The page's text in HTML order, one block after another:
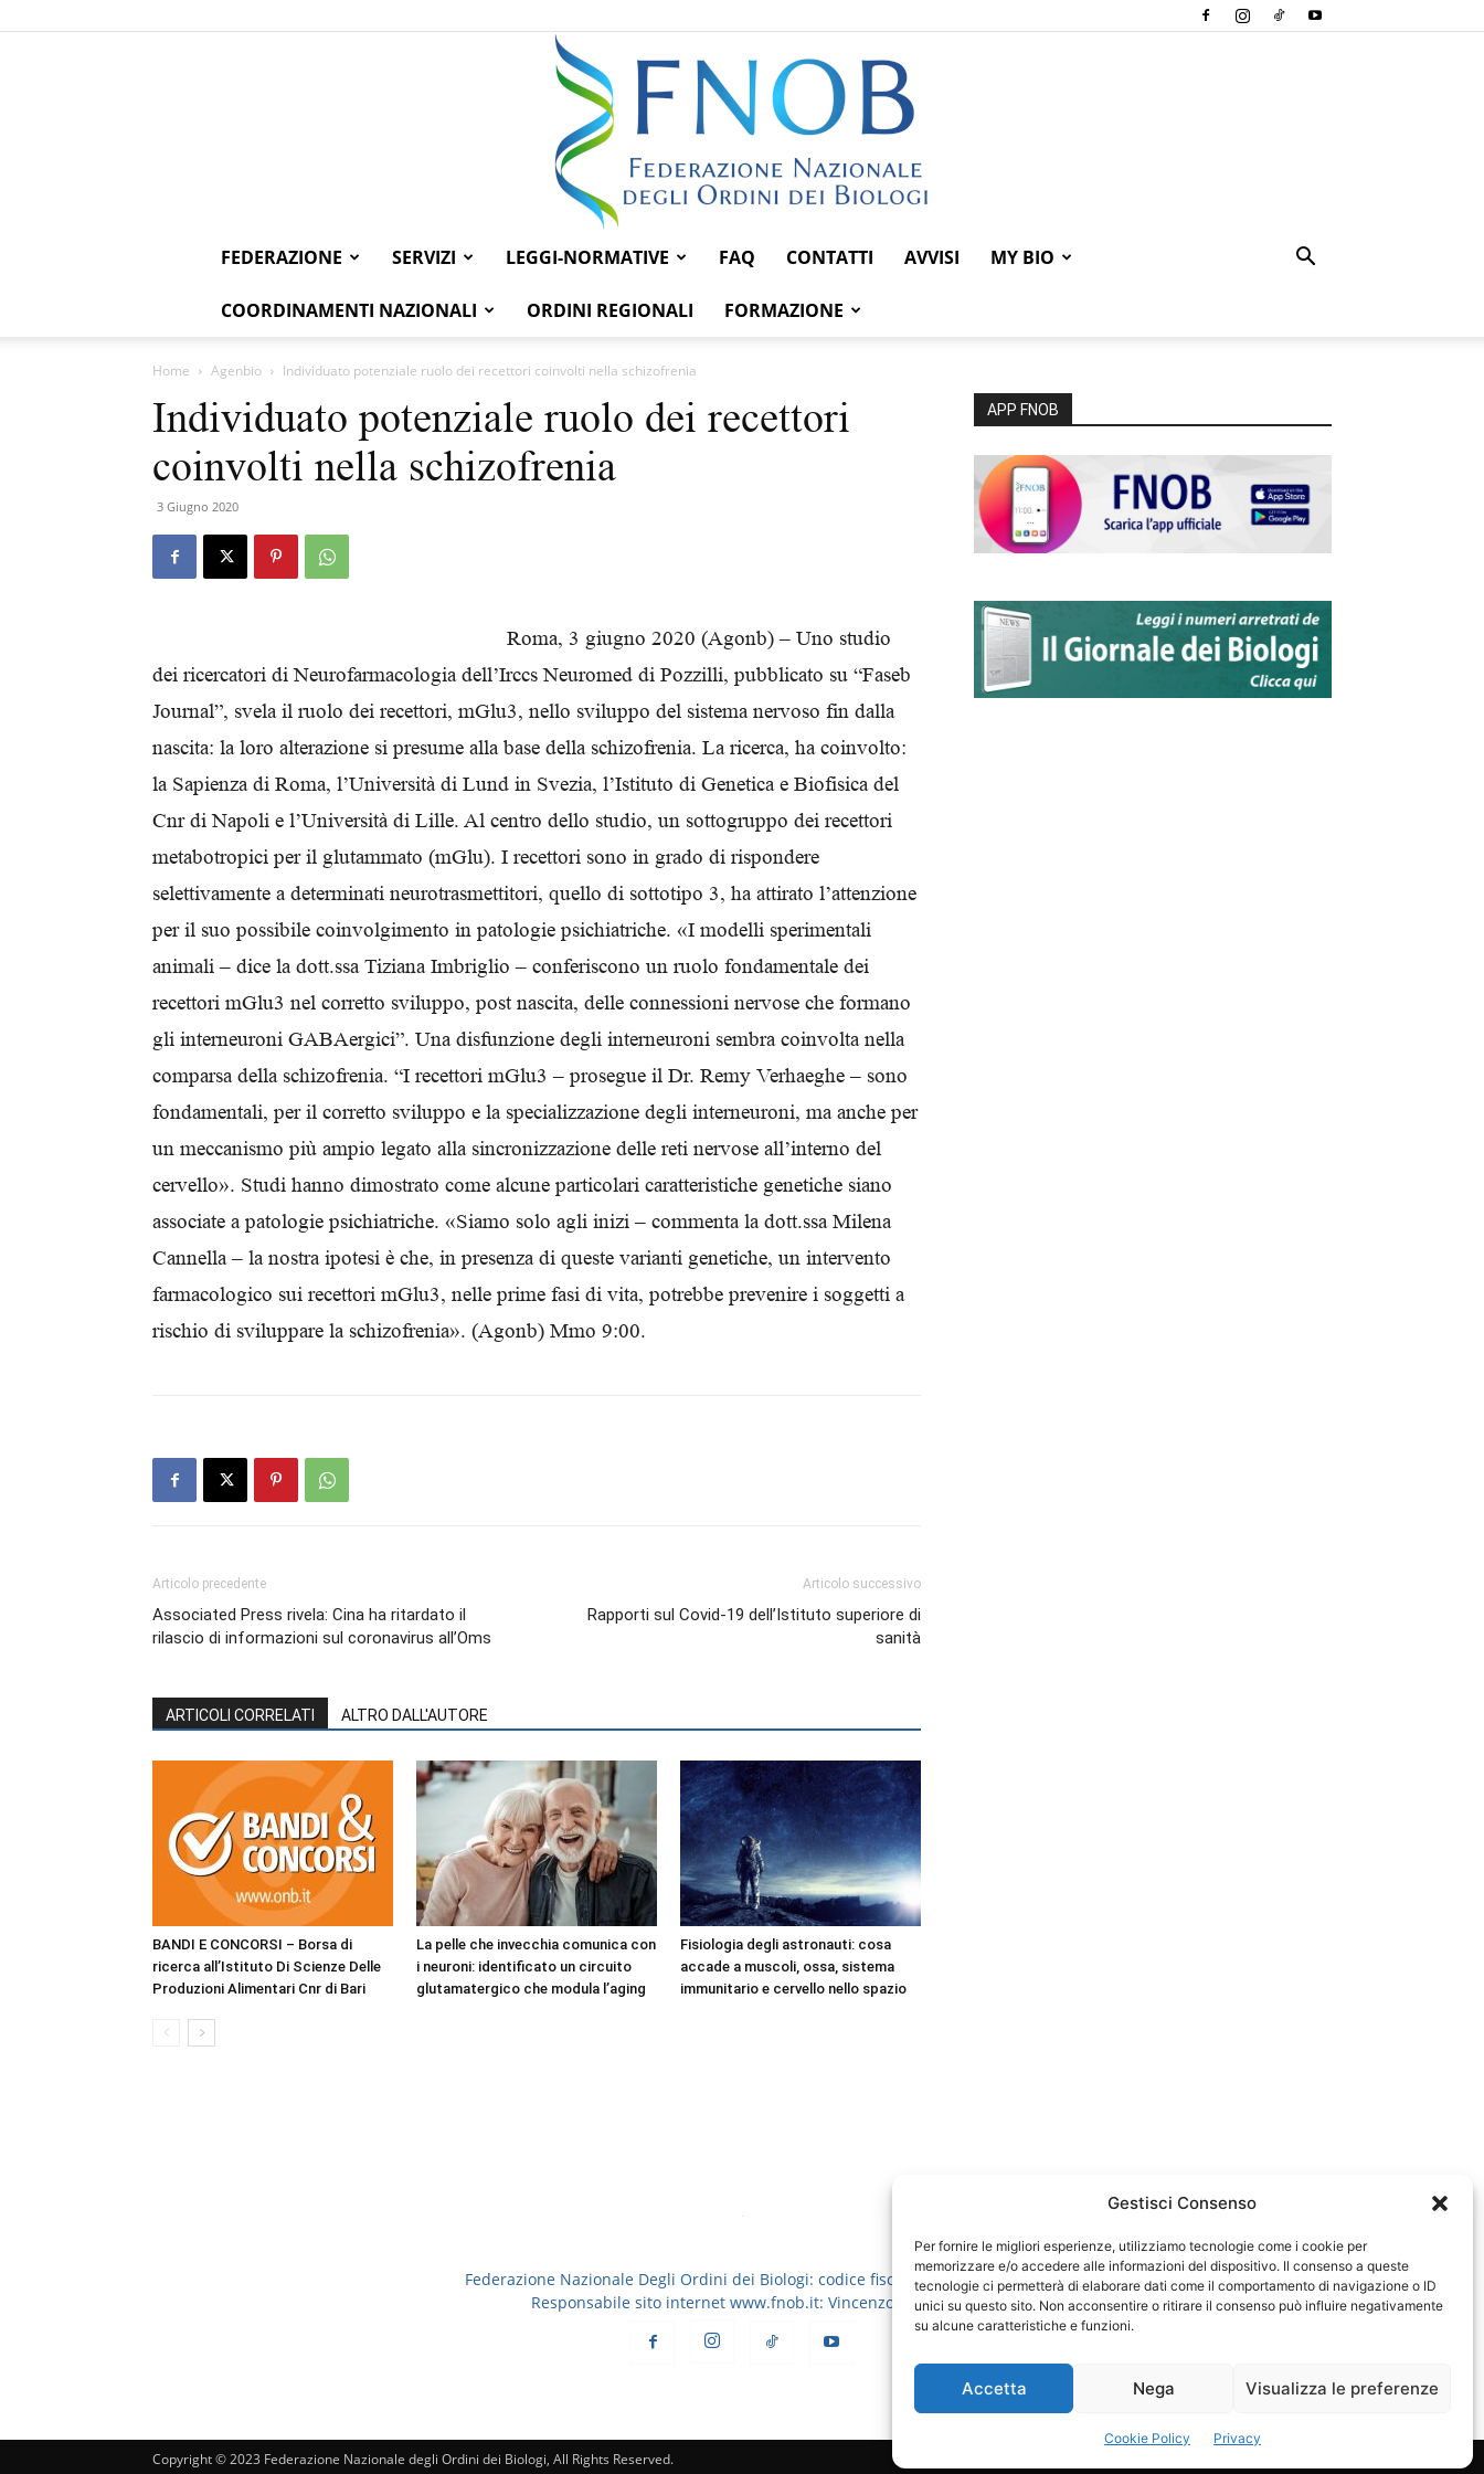
Gestisci Consenso
Per fornire le migliori esperienze, utilizziamo tecnologie come i cookie per
memorizzare e/o accedere alle informazioni del dispositivo. Il consenso a queste
tecnologie ci permetterà di elaborare dati come il comportamento di navigazione o ID
unici su questo sito. Non acconsentire o ritirare il consenso può influire negativamente
su alcune caratteristiche e funzioni.
Accetta Nega Visualizza le preferenze
Cookie Policy Privacy
Federazione
FEDERAZIONE SERVIZI LEGGI-NORMATIVE FAQ CONTATTI AVVISI MY BIO
COORDINAMENTI NAZIONALI ORDINI REGIONALI FORMAZIONE
Home Agenbio Individuato potenziale ruolo dei recettori coinvolti nella schizofrenia
Individuato potenziale ruolo dei recettori
coinvolti nella schizofrenia
3 Giugno 2020
Roma, 3 giugno 2020 (Agonb) – Uno studio
dei ricercatori di Neurofarmacologia dell’Irccs Neuromed di Pozzilli, pubblicato su “Faseb
Journal”, svela il ruolo dei recettori, mGlu3, nello sviluppo del sistema nervoso fin dalla
nascita: la loro alterazione si presume alla base della schizofrenia. La ricerca, ha coinvolto:
la Sapienza di Roma, l’Università di Lund in Svezia, l’Istituto di Genetica e Biofisica del
Cnr di Napoli e l’Università di Lille. Al centro dello studio, un sottogruppo dei recettori
metabotropici per il glutammato (mGlu). I recettori sono in grado di rispondere
selettivamente a determinati neurotrasmettitori, quello di sottotipo 3, ha attirato l’attenzione
per il suo possibile coinvolgimento in patologie psichiatriche. «I modelli sperimentali
animali – dice la dott.ssa Tiziana Imbriglio – conferiscono un ruolo fondamentale dei
recettori mGlu3 nel corretto sviluppo, post nascita, delle connessioni nervose che formano
gli interneuroni GABAergici”. Una disfunzione degli interneuroni sembra coinvolta nella
comparsa della schizofrenia. “I recettori mGlu3 – prosegue il Dr. Remy Verhaeghe – sono
fondamentali, per il corretto sviluppo e la specializzazione degli interneuroni, ma anche per
un meccanismo più ampio legato alla sincronizzazione delle reti nervose all’interno del
cervello». Studi hanno dimostrato come alcune particolari caratteristiche genetiche siano
associate a patologie psichiatriche. «Siamo solo agli inizi – commenta la dott.ssa Milena
Cannella – la nostra ipotesi è che, in presenza di queste varianti genetiche, un intervento
farmacologico sui recettori mGlu3, nelle prime fasi di vita, potrebbe prevenire i soggetti a
rischio di sviluppare la schizofrenia». (Agonb) Mmo 9:00.
Articolo precedente
Associated Press rivela: Cina ha ritardato il
rilascio di informazioni sul coronavirus all’Oms
Articolo successivo
Rapporti sul Covid-19 dell’Istituto superiore di
sanità
ARTICOLI CORRELATI ALTRO DALL'AUTORE
BANDI E CONCORSI – Borsa di
ricerca all’Istituto Di Scienze Delle
Produzioni Alimentari Cnr di Bari
La pelle che invecchia comunica con
i neuroni: identificato un circuito
glutamatergico che modula l’aging
Fisiologia degli astronauti: cosa
accade a muscoli, ossa, sistema
immunitario e cervello nello spazio
APP FNOB
Federazione Nazionale Degli Ordini dei Biologi: codice fiscale 80069130583
Responsabile sito internet www.fnob.it: Vincenzo D'Anna
Copyright © 2023 Federazione Nazionale degli Ordini dei Biologi, All Rights Reserved.